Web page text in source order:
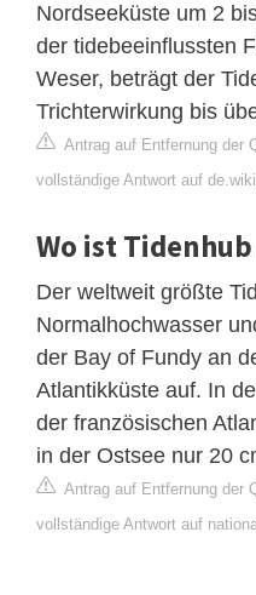
Nordseeküste um 2
der tidebeeinflussten
Weser, beträgt der
Trichterwirkung bis
Antrag auf Entfernung der
vollständige Antwort auf
Wo ist
Der weltweit größte
Normalhochwasser
der Bay of Fundy an
Atlantikküste auf. In
der französischen
in der Ostsee nur 20
Antrag auf Entfernung der
vollständige Antwort auf